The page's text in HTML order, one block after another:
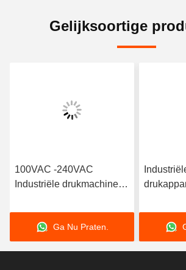
Gelijksoortige
Industriële digitale
drukapparatuur op maat
Ga Nu Praten.